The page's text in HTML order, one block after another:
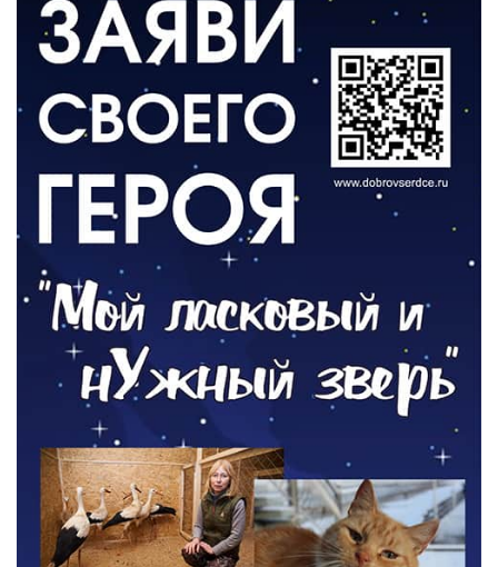
ВЛАСТЬ
«Второй старт» для ветеранов СВО
РАЗЪЯСНЯЕМ
Контракт с новой выплатой
05.08.2026